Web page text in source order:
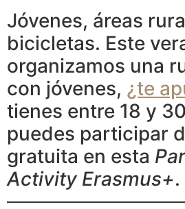
Jóvenes, áreas
bicicletas. Este
organizamos una
con jóvenes, ¿te
tienes entre 18 y
puedes participar
gratuita en esta
Activity Erasmus+.